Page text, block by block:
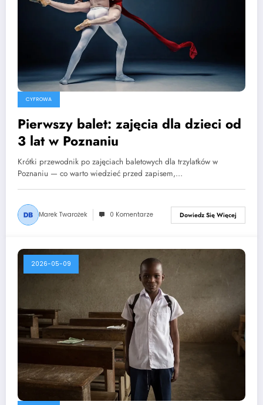
CYFROWA
Pierwszy balet: zajęcia dla dzieci od
3 lat w Poznaniu
Krótki przewodnik po zajęciach baletowych dla trzylatków w
Poznaniu — co warto wiedzieć przed zapisem,…
Marek Twarożek 0 Komentarze Dowiedz Się Więcej
2026-05-09